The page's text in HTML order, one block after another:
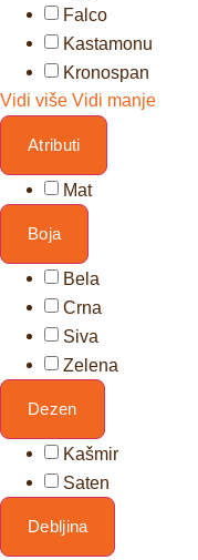
Falco
Kastamonu
Kronospan
Vidi više Vidi manje
Atributi
Mat
Boja
Bela
Crna
Siva
Zelena
Dezen
Kašmir
Saten
Debljina